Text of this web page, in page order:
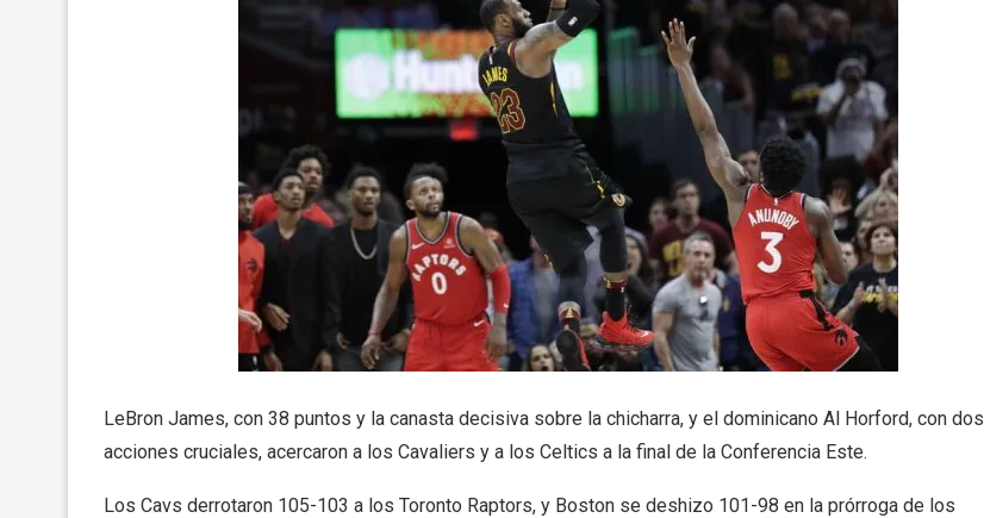
LeBron James, con 38 puntos y la canasta decisiva sobre la chicharra, y el dominicano Al Horford, con dos
acciones cruciales, acercaron a los Cavaliers y a los Celtics a la final de la Conferencia Este.
Los Cavs derrotaron 105-103 a los Toronto Raptors, y Boston se deshizo 101-98 en la prórroga de los